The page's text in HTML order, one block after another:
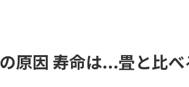
原因 寿命は...畳と比